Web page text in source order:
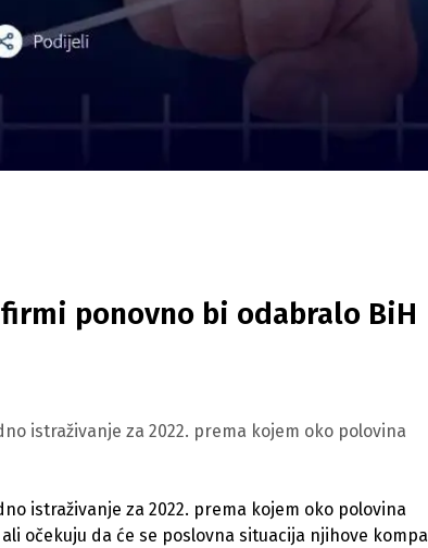
ponovno bi odabralo BiH
istraživanje za 2022. prema kojem oko polovina
istraživanje za 2022. prema kojem oko polovina
očekuju da će se poslovna situacija njihove